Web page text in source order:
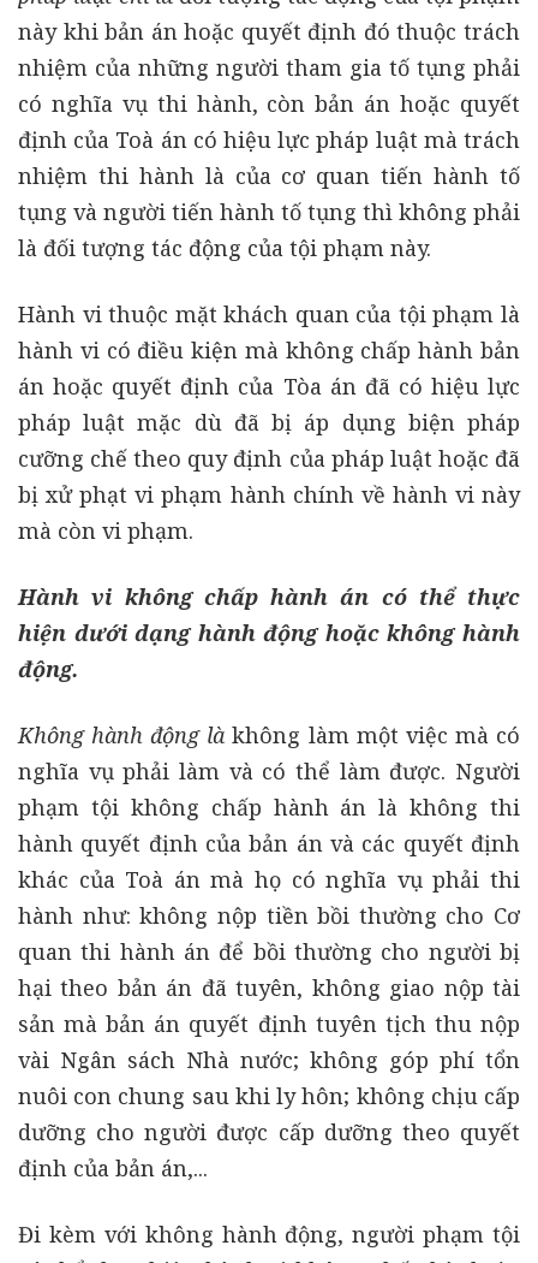
này khi bản án hoặc quyết định đó thuộc trách
nhiệm của những người tham gia tố tụng phải
có nghĩa vụ thi hành, còn bản án hoặc quyết
định của Toà án có hiệu lực pháp luật mà trách
nhiệm thi hành là của cơ quan tiến hành tố
tụng và người tiến hành tố tụng thì không phải
là đối tượng tác động của tội phạm này.
Hành vi thuộc mặt khách quan của tội phạm là
hành vi có điều kiện mà không chấp hành bản
án hoặc quyết định của Tòa án đã có hiệu lực
pháp luật mặc dù đã bị áp dụng biện pháp
cưỡng chế theo quy định của pháp luật hoặc đã
bị xử phạt vi phạm hành chính về hành vi này
mà còn vi phạm.
Hành vi không chấp hành án có thể thực
hiện dưới dạng hành động hoặc không hành
động.
Không hành động là không làm một việc mà có
nghĩa vụ phải làm và có thể làm được. Người
phạm tội không chấp hành án là không thi
hành quyết định của bản án và các quyết định
khác của Toà án mà họ có nghĩa vụ phải thi
hành như: không nộp tiền bồi thường cho Cơ
quan thi hành án để bồi thường cho người bị
hại theo bản án đã tuyên, không giao nộp tài
sản mà bản án quyết định tuyên tịch thu nộp
vài Ngân sách Nhà nước; không góp phí tổn
nuôi con chung sau khi ly hôn; không chịu cấp
dưỡng cho người được cấp dưỡng theo quyết
định của bản án,...
Đi kèm với không hành động, người phạm tội